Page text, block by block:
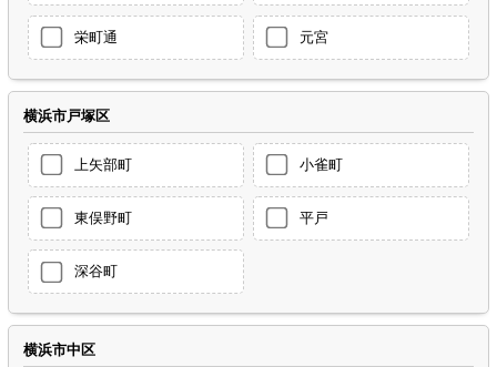
栄町通 元宮
横浜市戸塚区
上矢部町 小雀町
東俣野町 平戸
深谷町
横浜市中区